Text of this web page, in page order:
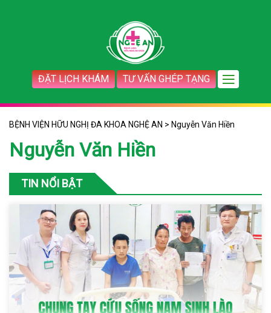
ĐẶT LỊCH KHÁM TƯ VẤN GHÉP TẠNG
BỆNH VIỆN HỮU NGHỊ ĐA KHOA NGHỆ AN > Nguyễn Văn Hiền
Nguyễn Văn Hiền
TIN NỔI BẬT